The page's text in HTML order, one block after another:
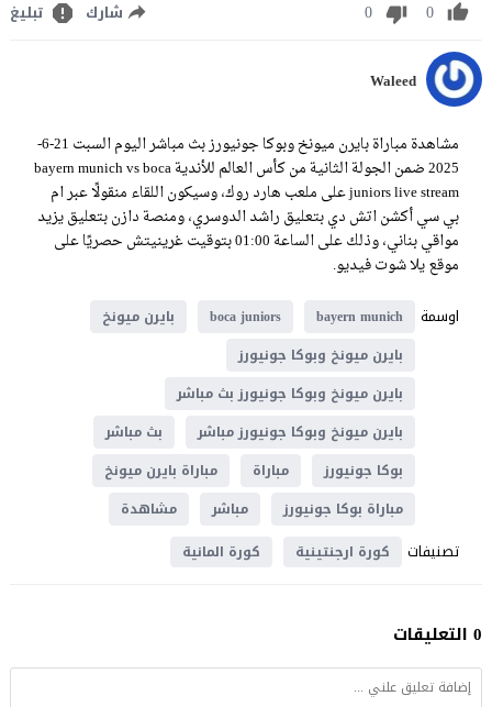
0
0 شارك تبليغ
Waleed
مشاهدة مباراة بايرن ميونخ وبوكا جونيورز بث مباشر اليوم السبت 21-6-
2025 ضمن الجولة الثانية من كأس العالم للأندية bayern munich vs boca
juniors live stream على ملعب هارد روك، وسيكون اللقاء منقولًا عبر ام
بي سي أكشن اتش دي بتعليق راشد الدوسري، ومنصة دازن بتعليق يزيد
مواقي بناني، وذلك على الساعة 01:00 بتوقيت غرينيتش حصريًا على
موقع يلا شوت فيديو.
اوسمة
bayern munich
boca juniors
بايرن ميونخ
بايرن ميونخ وبوكا جونيورز
بايرن ميونخ وبوكا جونيورز بث مباشر
بايرن ميونخ وبوكا جونيورز مباشر
بث مباشر
بوكا جونيورز
مباراة
مباراة بايرن ميونخ
مباراة بوكا جونيورز
مباشر مشاهدة
تصنيفات كورة ارجنتينية كورة المانية
0 التعليقات